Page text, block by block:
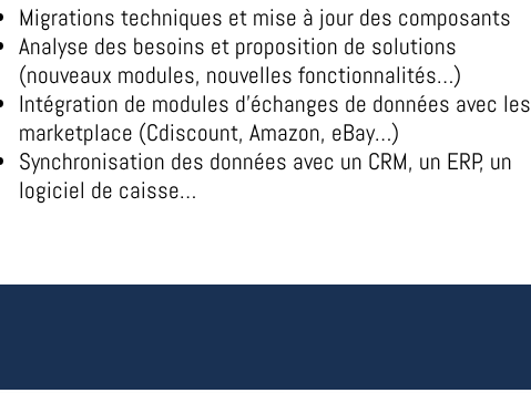
Migrations techniques et mise à jour des composants
Analyse des besoins et proposition de solutions
(nouveaux modules, nouvelles fonctionnalités…)
Intégration de modules d’échanges de données avec les
marketplace (Cdiscount, Amazon, eBay…)
Synchronisation des données avec un CRM, un ERP, un
logiciel de caisse…